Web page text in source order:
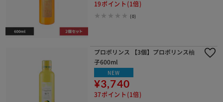
19ポイント(1倍)
(0)
プロポリンス 【3個】プロポリンス柚
子600ml
NEW
¥3,740
37ポイント(1倍)